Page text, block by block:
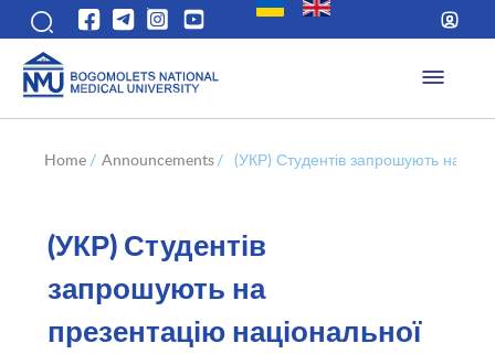
Home / Announcements/ (УКР) Студентів запрошують на
(УКР) Студентів
запрошують на
презентацію національної